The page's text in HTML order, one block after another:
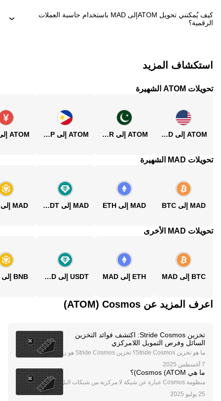
كيف يُمكنني تحويل ‏ATOMإلى ‏MAD باستخدام حاسبة العملات
الرقمية؟
استكشاف المزيد
تحويلات ATOM الشهيرة
ATOM إلى USD ATOM إلى PKR ATOM إلى PHP
تحويلات MAD الشهيرة
MAD إلى BTC MAD إلى ETH MAD إلى USDT MAD إلى BNB
تحويلات MAD الأخرى
BTC إلى MAD ETH إلى MAD USDT إلى MAD BNB إلى MAD
اعرف المزيد عن‏ Cosmos (‏ATOM)
تخزين Stride Cosmos: اكتشف فوائد التخزين
السائل وفرص التمويل اللامركزي
ما هو تخزين Stride Cosmos؟ تخزين Stride Cosmos هو ن
كول التخزين السائل Stride. يتيح هذا الحل المبتكر للمستخ
دمين تخزين رموزهم مع الحفاظ على السيولة م
ما هي Cosmos (ATOM)؟
منظومة Cosmos عبارة عن شبكة لا مركزية من شبكات البل